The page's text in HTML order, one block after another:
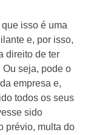
isso é uma
e, por isso,
direito de ter
seja, pode o
empresa e,
todos os seus
sido
prévio, multa do